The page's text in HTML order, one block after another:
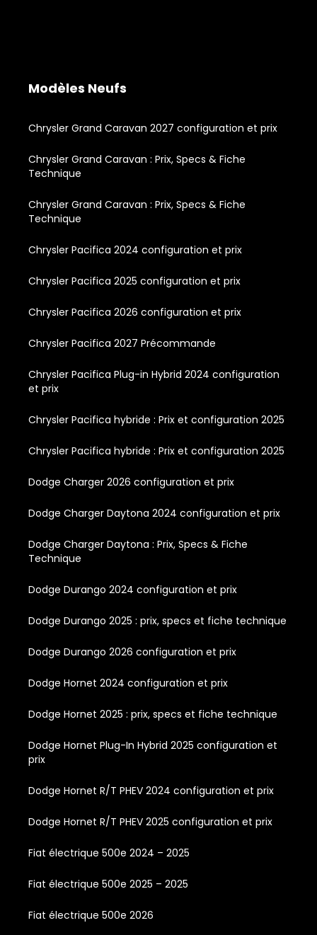
Modèles Neufs
Chrysler Grand Caravan 2027 configuration et prix
Chrysler Grand Caravan : Prix, Specs & Fiche
Technique
Chrysler Grand Caravan : Prix, Specs & Fiche
Technique
Chrysler Pacifica 2024 configuration et prix
Chrysler Pacifica 2025 configuration et prix
Chrysler Pacifica 2026 configuration et prix
Chrysler Pacifica 2027 Précommande
Chrysler Pacifica Plug-in Hybrid 2024 configuration
et prix
Chrysler Pacifica hybride : Prix et configuration 2025
Chrysler Pacifica hybride : Prix et configuration 2025
Dodge Charger 2026 configuration et prix
Dodge Charger Daytona 2024 configuration et prix
Dodge Charger Daytona : Prix, Specs & Fiche
Technique
Dodge Durango 2024 configuration et prix
Dodge Durango 2025 : prix, specs et fiche technique
Dodge Durango 2026 configuration et prix
Dodge Hornet 2024 configuration et prix
Dodge Hornet 2025 : prix, specs et fiche technique
Dodge Hornet Plug-In Hybrid 2025 configuration et
prix
Dodge Hornet R/T PHEV 2024 configuration et prix
Dodge Hornet R/T PHEV 2025 configuration et prix
Fiat électrique 500e 2024 – 2025
Fiat électrique 500e 2025 – 2025
Fiat électrique 500e 2026